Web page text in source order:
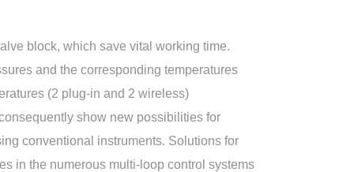
block, which save vital working time.
and the corresponding temperatures
(2 plug-in and 2 wireless)
show new possibilities for
conventional instruments. Solutions for
in the numerous multi-loop control systems